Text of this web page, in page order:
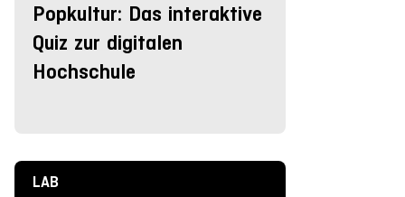
Popkultur: Das interaktive
Quiz zur digitalen
Hochschule
LAB